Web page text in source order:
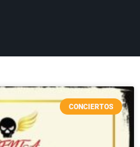
CONCIERTOS